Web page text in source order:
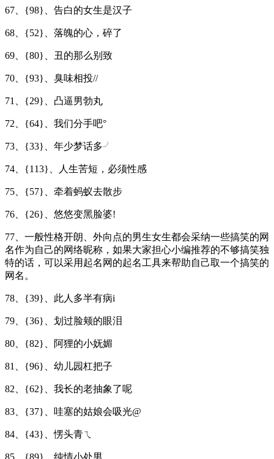
67、{98}、告白的女生是汉子
68、{52}、落魄的心，碎了
69、{80}、丑的那么别致
70、{93}、臭味相投//
71、{29}、凸逼男勃丸
72、{64}、我们分手吧°
73、{33}、年少梦话多╯
74、{113}、人生苦短，必须性感
75、{57}、牵着蚂蚁去散步
76、{26}、悠悠变黑脸婆!
77、一般性格开朗、外向点的男生女生都会采纳一些搞笑的网
名作为自己的网络昵称，如果大家担心小编推荐的不够搞笑独
特的话，可以采用起名网的起名工具来帮助自己取一个搞笑的
网名。
78、{39}、此人多半有病i
79、{36}、划过脸颊的眼泪
80、{82}、阿狸的小妩媚
81、{96}、幼儿园杠把子
82、{62}、我长的老抽象了呢
83、{37}、哇塞的姑娘会吸光@
84、{43}、愣头青ㄟ
85、{89}、纯情小处男